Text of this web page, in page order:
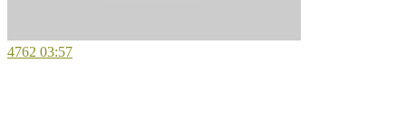
4762 03:57